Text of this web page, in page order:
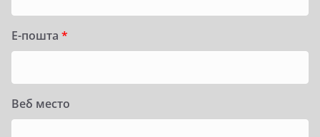
Е-пошта *
Веб место